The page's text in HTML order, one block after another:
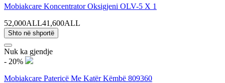
Mobiakcare Koncentrator Oksigjeni OLV-5 X 1
52,000ALL41,600ALL
Shto në shportë
Nuk ka gjendje
- 20%
Mobiakcare Patericë Me Katër Këmbë 809360